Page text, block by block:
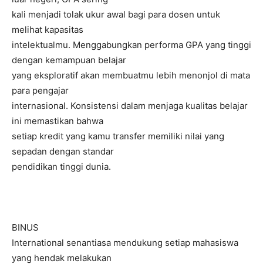
kali menjadi tolak ukur awal bagi para dosen untuk
melihat kapasitas
intelektualmu. Menggabungkan performa GPA yang tinggi
dengan kemampuan belajar
yang eksploratif akan membuatmu lebih menonjol di mata
para pengajar
internasional. Konsistensi dalam menjaga kualitas belajar
ini memastikan bahwa
setiap kredit yang kamu transfer memiliki nilai yang
sepadan dengan standar
pendidikan tinggi dunia.
BINUS
International senantiasa mendukung setiap mahasiswa
yang hendak melakukan